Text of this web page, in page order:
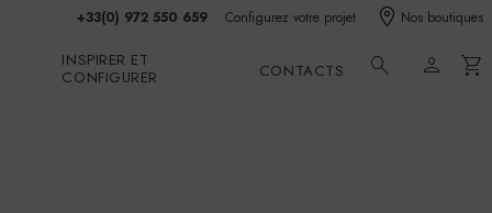
+33(0) 972 550 659 Configurez votre projet Nos boutiques
INSPIRER ET
CONFIGURER
CONTACTS search person shopping_cart